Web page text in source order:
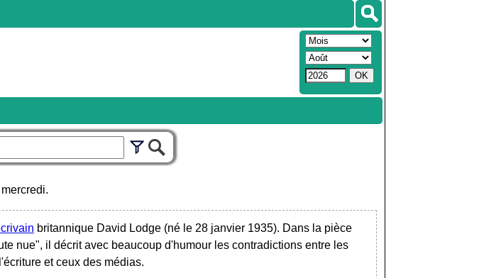
britannique David Lodge (né le 28 janvier 1935). Dans la pièce
nue", il décrit avec beaucoup d'humour les contradictions entre les
et ceux des médias.